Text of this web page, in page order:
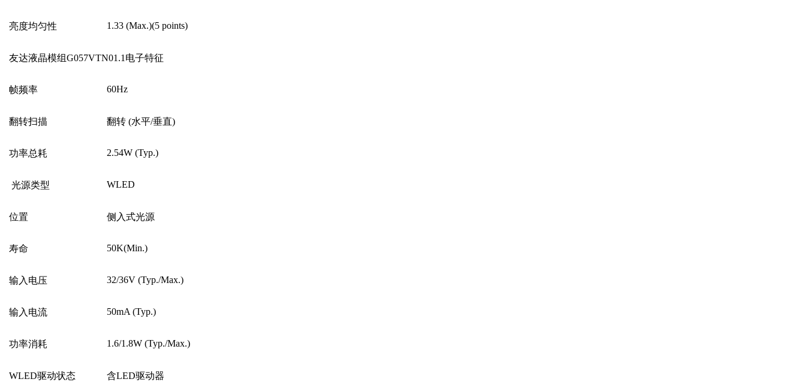
亮度均匀性 1.33 (Max.)(5 points)
友达液晶模组G057VTN01.1电子特征
帧频率 60Hz
翻转扫描 翻转 (水平/垂直)
功率总耗 2.54W (Typ.)
光源类型 WLED
位置 侧入式光源
寿命 50K(Min.)
输入电压 32/36V (Typ./Max.)
输入电流 50mA (Typ.)
功率消耗 1.6/1.8W (Typ./Max.)
WLED驱动状态 含LED驱动器